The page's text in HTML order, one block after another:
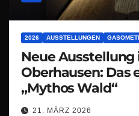
2026 AUSSTELLUNGEN
Neue Ausstellung
Oberhausen: Das
„Mythos Wald“
21. MÄRZ 2026